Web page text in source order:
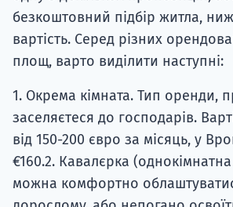
безкоштовний підбір житла,
вартість. Серед різних
площ, варто виділити наступні:
1. Окрема кімната. Тип оренди,
заселяєтеся до господарів.
від 150-200 євро за місяць, у
€160.2. Кавалєрка
можна комфортно